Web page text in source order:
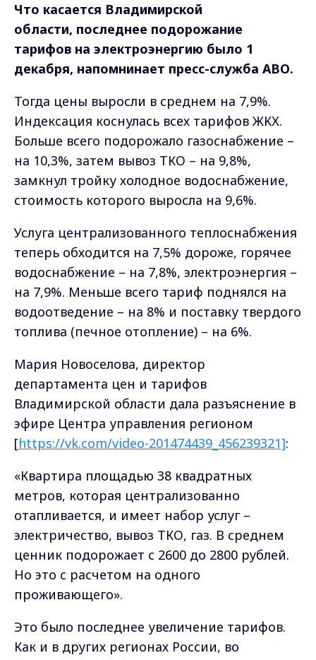
Что касается Владимирской
области, последнее подорожание
тарифов на электроэнергию было 1
декабря, напомнинает пресс-служба АВО.
Тогда цены выросли в среднем на 7,9%.
Индексация коснулась всех тарифов ЖКХ.
Больше всего подорожало газоснабжение –
на 10,3%, затем вывоз ТКО – на 9,8%,
замкнул тройку холодное водоснабжение,
стоимость которого выросла на 9,6%.
Услуга централизованного теплоснабжения
теперь обходится на 7,5% дороже, горячее
водоснабжение – на 7,8%, электроэнергия –
на 7,9%. Меньше всего тариф поднялся на
водоотведение – на 8% и поставку твердого
топлива (печное отопление) – на 6%.
Мария Новоселова, директор
департамента цен и тарифов
Владимирской области дала разъяснение в
эфире Центра управления регионом
[https://vk.com/video-201474439_456239321]:
«Квартира площадью 38 квадратных
метров, которая централизованно
отапливается, и имеет набор услуг –
электричество, вывоз ТКО, газ. В среднем
ценник подорожает с 2600 до 2800 рублей.
Но это с расчетом на одного
проживающего».
Это было последнее увеличение тарифов.
Как и в других регионах России, во